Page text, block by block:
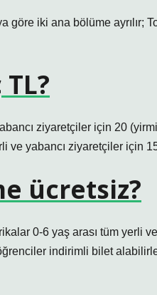
göre iki ana bölüme ayrılır;
ziyaretçiler için 20
ve yabancı ziyaretçiler için
ücretsiz?
0-6 yaş arası tüm yerli
indirimli bilet